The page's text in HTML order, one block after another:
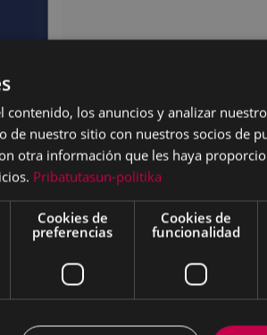
contenido, los anuncios y analizar
de nuestro sitio con nuestros socios de
otra información que les haya
Pribatutasun-politika
Cookies de
preferencias
Cookies de
funcionalidad